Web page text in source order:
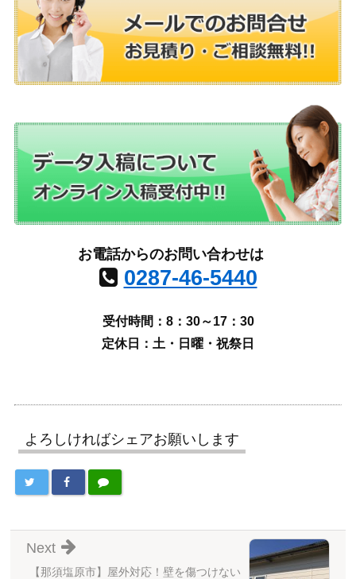
お電話からのお問い合わせは
0287-46-5440
受付時間：8：30～17：30
定休日：土・日曜・祝祭日
よろしければシェアお願いします
【那須塩原市】屋外対応！壁を傷つけない
Next